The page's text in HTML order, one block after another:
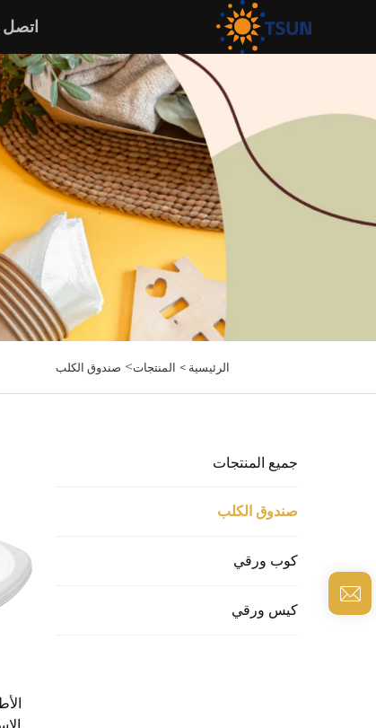
اتصل
الرئيسية > المنتجات> صندوق الكلب
جميع المنتجات
صندوق الكلب
كوب ورقي
كيس ورقي